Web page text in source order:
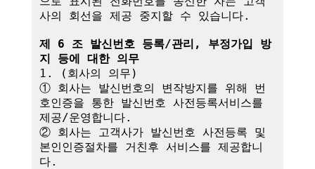
사의 회선을 제공 중지할 수 있습니다.
제 6 조 발신번호 등록/관리, 부정가입 방
지 등에 대한 의무
1. (회사의 의무)
① 회사는 발신번호의 변작방지를 위해 번
호인증을 통한 발신번호 사전등록서비스를
제공/운영합니다.
② 회사는 고객사가 발신번호 사전등록 및
본인인증절차를 거친후 서비스를 제공합니
다.